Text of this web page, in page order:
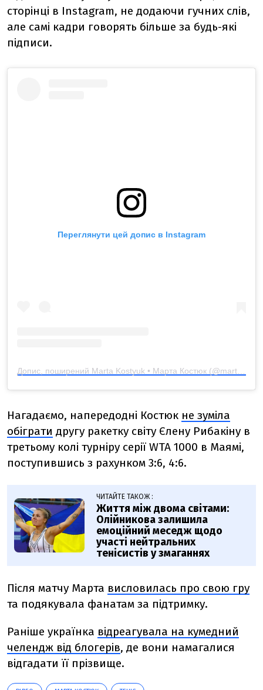
сторінці в Instagram, не додаючи гучних слів,
але самі кадри говорять більше за будь-які
підписи.
Переглянути цей допис в Instagram
Нагадаємо, напередодні Костюк не зуміла
обіграти другу ракетку світу Єлену Рибакіну в
третьому колі турніру серії WTA 1000 в Маямі,
поступившись з рахунком 3:6, 4:6.
ЧИТАЙТЕ ТАКОЖ :
Життя між двома світами:
Олійникова залишила
емоційний меседж щодо
участі нейтральних
тенісистів у змаганнях
Після матчу Марта висловилась про свою гру
та подякувала фанатам за підтримку.
Раніше українка відреагувала на кумедний
челендж від блогерів, де вони намагалися
відгадати її прізвище.